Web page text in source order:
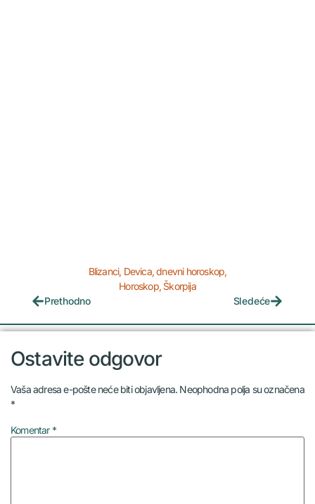
Blizanci, Devica,dnevni horoskop,
Horoskop, Škorpija
Prethodno
Sledeće
Ostavite odgovor
Vaša adresa e-pošte neće biti objavljena. Neophodna polja su označena
*
Komentar *